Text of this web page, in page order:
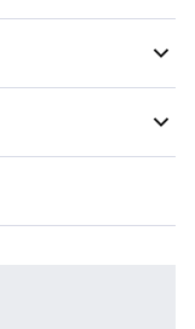
med
som ger ultra-
bleknar inte eller